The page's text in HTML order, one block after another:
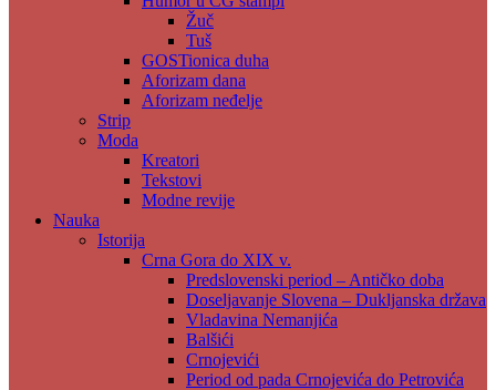
Žuč
Tuš
GOSTionica duha
Aforizam dana
Aforizam neđelje
Strip
Moda
Kreatori
Tekstovi
Modne revije
Nauka
Istorija
Crna Gora do XIX v.
Predslovenski period – Antičko doba
Doseljavanje Slovena – Dukljanska država
Vladavina Nemanjića
Balšići
Crnojevići
Period od pada Crnojevića do Petrovića